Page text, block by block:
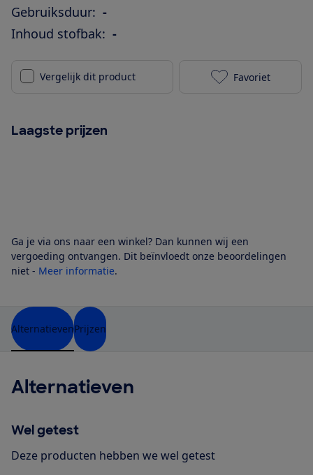
Gebruiksduur: -
Inhoud stofbak: -
Vergelijk dit product Samsung Jet
Favoriet
Laagste prijzen
Ga je via ons naar een winkel? Dan kunnen wij een
vergoeding ontvangen. Dit beïnvloedt onze beoordelingen
niet - Meer informatie.
AlternatievenPrijzen
Alternatieven
Wel getest
Deze producten hebben we wel getest